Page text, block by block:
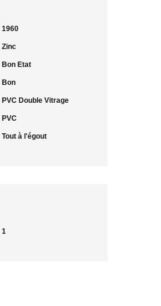
1960
Zinc
Bon Etat
Bon
PVC Double Vitrage
PVC
Tout à l'égout
1